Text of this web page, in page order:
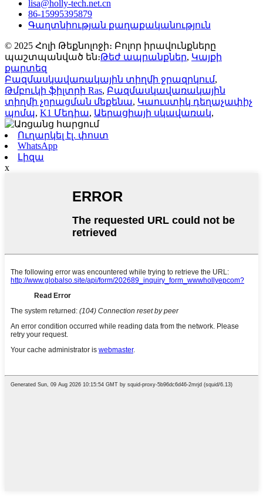
lisa@holly-tech.net.cn
86-15995395879
Գաղտնիության քաղաքականություն
© 2025 Հոլի Թեքնոլոջի։ Բոլոր իրավունքները
պաշտպանված են։Թեժ ապրանքներ, Կայքի
քարտեզ
Բազմասկավառակային տիղմի ջրազրկում,
Թմբուկի ֆիլտրի Ras, Բազմասկավառակային
տիղմի չորացման մեքենա, Կաուստիկ դեղաչափիչ
պոմպ, K1 Մեդիա, Աերացիայի սկավառակ,
Ուղարկել էլ. փոստ
WhatsApp
Լիզա
x